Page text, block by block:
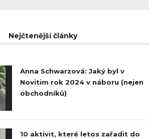
Nejčtenější články
Anna Schwarzová: Jaký byl v
Novitim rok 2024 v náboru (nejen
obchodníků)
10 aktivit, které letos zařadit do